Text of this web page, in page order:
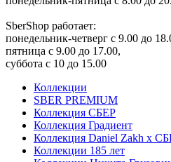
SberShop работает:
понедельник-четверг с 9.00 до
пятница с 9.00 до 17.00,
суббота с 10 до 15.00
Коллекции
SBER PREMIUM
Коллекция СБЕР
Коллекция Градиент
Коллекция Daniel Zakh x
Коллекции 185 лет